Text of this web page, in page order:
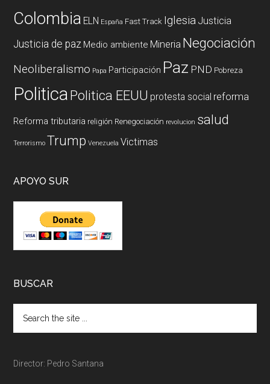
Colombia ELN España Fast Track Iglesia Justicia
Justicia de paz Medio ambiente Mineria Negociación
Neoliberalismo Papa Participación Paz PND Pobreza
PoliticaPolitica EEUU protesta social reforma
Reforma tributaria religión Renegociación revolucion salud
Terrorismo Trump Venezuela Victimas
APOYO SUR
BUSCAR
Director: Pedro Santana